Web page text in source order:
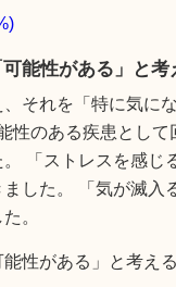
能性がある」と
、それを「特に気に
性のある疾患として
「ストレスを感じ
ました。 「気が滅
。
性がある」と考え